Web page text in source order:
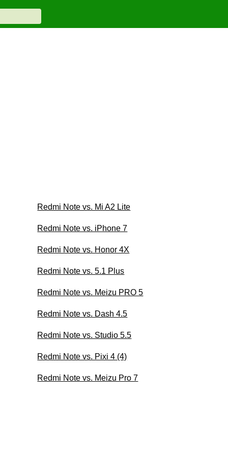
Redmi Note vs. Mi A2 Lite
Redmi Note vs. iPhone 7
Redmi Note vs. Honor 4X
Redmi Note vs. 5.1 Plus
Redmi Note vs. Meizu PRO 5
Redmi Note vs. Dash 4.5
Redmi Note vs. Studio 5.5
Redmi Note vs. Pixi 4 (4)
Redmi Note vs. Meizu Pro 7